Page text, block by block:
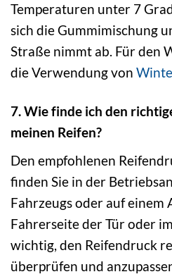
Temperaturen unter 7
sich die Gummimischung
Straße nimmt ab. Für den
die Verwendung von
7. Wie finde ich den
meinen Reifen?
Den empfohlenen
finden Sie in der
Fahrzeugs oder auf einem
Fahrerseite der Tür oder
wichtig, den Reifendruck
überprüfen und